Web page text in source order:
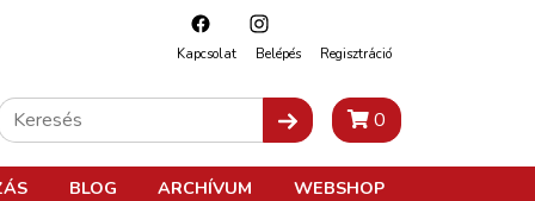
Kapcsolat Belépés Regisztráció
0
BLOG ARCHÍVUM WEBSHOP